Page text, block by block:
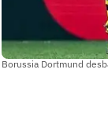
Borussia Dortmund